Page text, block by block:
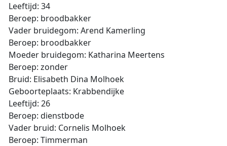
Leeftijd: 34
Beroep: broodbakker
Vader bruidegom: Arend Kamerling
Beroep: broodbakker
Moeder bruidegom: Katharina Meertens
Beroep: zonder
Bruid: Elisabeth Dina Molhoek
Geboorteplaats: Krabbendijke
Leeftijd: 26
Beroep: dienstbode
Vader bruid: Cornelis Molhoek
Beroep: Timmerman